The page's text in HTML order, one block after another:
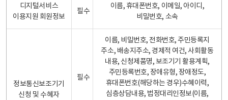
디지털서비스
이용지원 회원정보
필수
이름, 휴대폰번호, 이메일, 아이디,
비밀번호, 소속
정보통신보조기기
신청 및 수혜자
필수
이름, 비밀번호, 전화번호, 주민등록지
주소, 배송지주소, 경제적 여건, 사회활동
내용, 신청제품명, 보조기기 활용계획,
주민등록번호, 장애유형, 장애정도,
휴대폰번호(해당하는 경우)수혜이력,
심층상담내용, 법정대리인정보(이름,